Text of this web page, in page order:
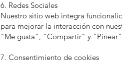
6. Redes Sociales
Nuestro sitio web integra
para mejorar la interacción con
"Me gusta", "Compartir" y
7. Consentimiento de cookies